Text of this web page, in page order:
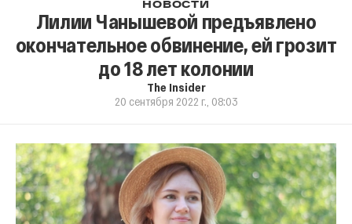
НОВОСТИ
Лилии Чанышевой предъявлено
окончательное обвинение, ей грозит
до 18 лет колонии
The Insider
20 сентября 2022 г., 08:03